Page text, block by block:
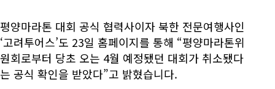
평양마라톤 대회 공식 협력사이자 북한 전문여행사인
‘고려투어스’도 23일 홈페이지를 통해 “평양마라톤위
원회로부터 당초 오는 4월 예정됐던 대회가 취소됐다
는 공식 확인을 받았다”고 밝혔습니다.